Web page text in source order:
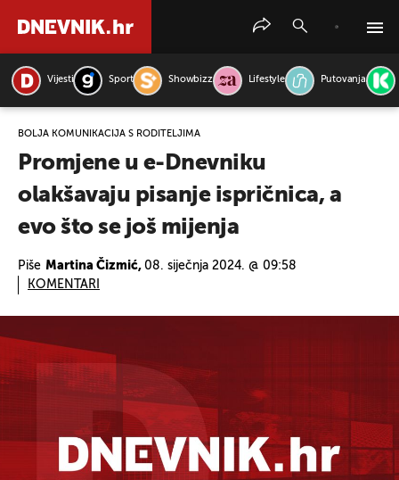
Vijesti Sport Showbizz Lifestyle Putovanja
BOLJA KOMUNIKACIJA S RODITELJIMA
Promjene u e-Dnevniku
olakšavaju pisanje ispričnica, a
evo što se još mijenja
Piše Martina Čizmić, 08. siječnja 2024. @ 09:58
KOMENTARI
PRETRAŽITE VIJESTI